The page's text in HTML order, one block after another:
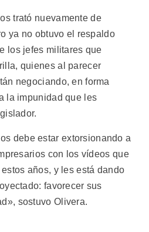
trató nuevamente de
ya no obtuvo el respaldo
los jefes militares que
quienes al parecer
negociando, en forma
la impunidad que les
debe estar extorsionando a
con los vídeos que
años, y les está dando
favorecer sus
sostuvo Olivera.